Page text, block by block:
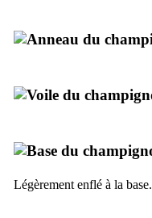
Légèrement enflé à la base.